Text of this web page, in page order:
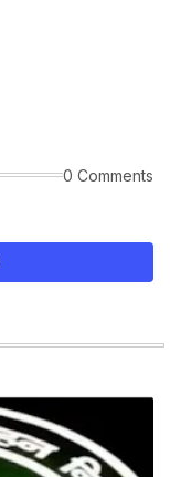
0 Comments